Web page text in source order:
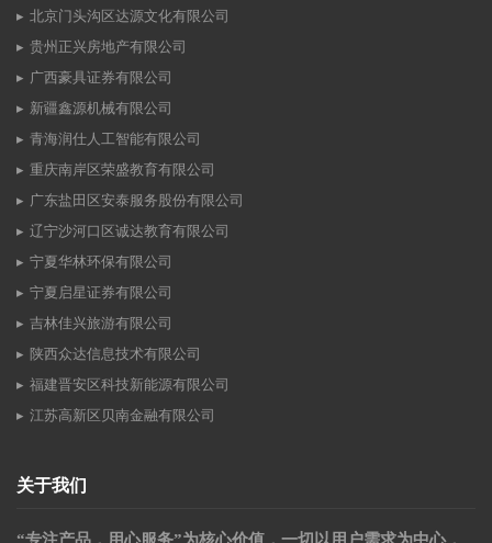
北京门头沟区达源文化有限公司
贵州正兴房地产有限公司
广西豪具证券有限公司
新疆鑫源机械有限公司
青海润仕人工智能有限公司
重庆南岸区荣盛教育有限公司
广东盐田区安泰服务股份有限公司
辽宁沙河口区诚达教育有限公司
宁夏华林环保有限公司
宁夏启星证券有限公司
吉林佳兴旅游有限公司
陕西众达信息技术有限公司
福建晋安区科技新能源有限公司
江苏高新区贝南金融有限公司
关于我们